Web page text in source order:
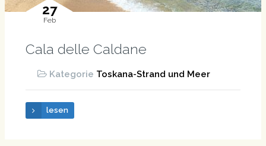
27
Feb
Cala delle Caldane
Kategorie Toskana-Strand und Meer
lesen